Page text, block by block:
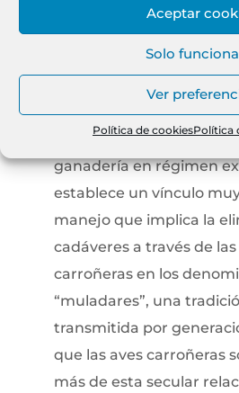
Aceptar
Solo
Ver
Política de cookiesPolítica
de fauna silvestre.
Existen también
educativos porque las
están presentes en gran
cultura ganadera de la
ganadería en régimen
establece un vínculo
manejo que implica la
cadáveres a través de las
carroñeras en los
“muladares”, una
transmitida por
que las aves carroñeras
más de esta secular